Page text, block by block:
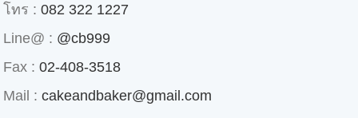
โทร : 082 322 1227
Line@ : @cb999
Fax : 02-408-3518
Mail : cakeandbaker@gmail.com